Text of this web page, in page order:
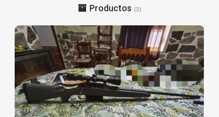
Productos (2)